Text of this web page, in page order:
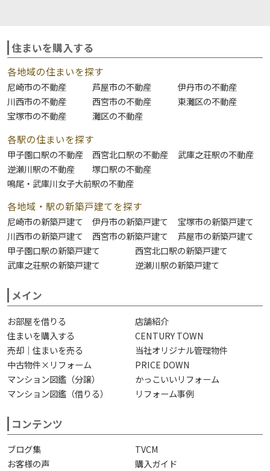
住まいを購入する
各地域の住まいを探す
尼崎市の不動産 芦屋市の不動産
伊丹市の不動産
川西市の不動産
西宮市の不動産
東灘区の不動産
宝塚市の不動産
灘区の不動産
各駅の住まいを探す
甲子園口駅の不動産 西宮北口駅の不動産
武庫之荘駅の不動産
逆瀬川駅の不動産
塚口駅の不動産
鳴尾・武庫川女子大前駅の不動産
各地域・駅の新築戸建てを探す
尼崎市の新築戸建て 伊丹市の新築戸建て
宝塚市の新築戸建て
川西市の新築戸建て
西宮市の新築戸建て
芦屋市の新築戸建て
甲子園口駅の新築戸建て
西宮北口駅の新築戸建て
武庫之荘駅の新築戸建て
逆瀬川駅の新築戸建て
メイン
お部屋を借りる
店舗紹介
住まいを購入する
CENTURY TOWN
売却｜住まいを売る
当社オリジナル管理物件
中古物件×リフォーム
PRICE DOWN
マンション図鑑（分譲）
かっこいいリフォーム
マンション図鑑（借りる）
リフォーム事例
コンテンツ
ブログ集
TVCM
お客様の声
購入ガイド